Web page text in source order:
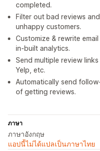
completed.
Filter out bad reviews
unhappy customers.
Customize & rewrite
in-built analytics.
Send multiple review
Yelp, etc.
Automatically send
of getting reviews.
ภาษา
ภาษาอังกฤษ
แอปนี้ไม่ได้แปลเป็นภาษาไทย